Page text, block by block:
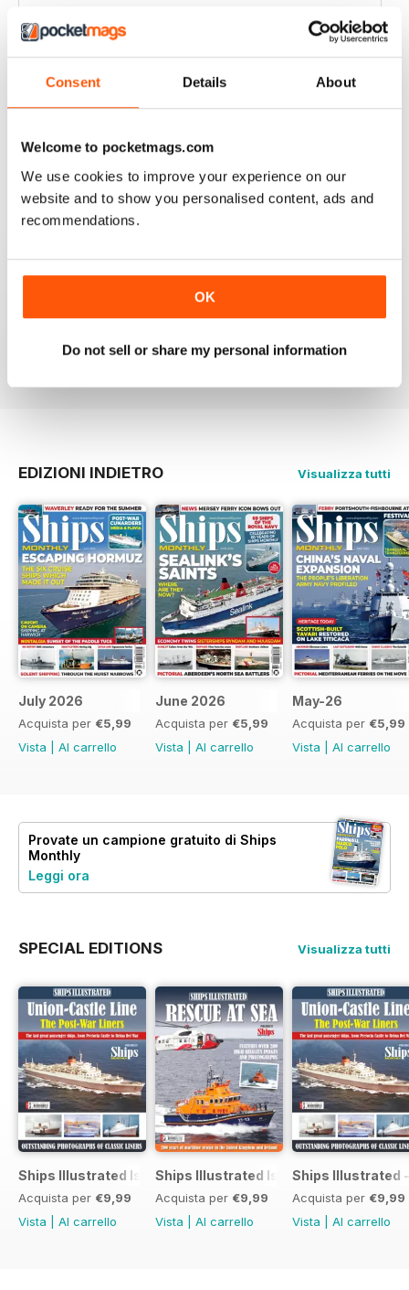
Consent Details About
Welcome to pocketmags.com
We use cookies to improve your experience on our
website and to show you personalised content, ads and
recommendations.
OK
Do not sell or share my personal information
Recensito 22 gennaio 2021
SHIPS MONTHLY
Recensito 07 novembre 2020
great
Recensito 09 luglio 2020
EDIZIONI INDIETRO Visualizza tutti
July 2026
Acquista per €5,99
Vista
Al carrello
June 2026
Acquista per €5,99
Vista
Al carrello
May-26
Acquista per €5,99
Vista
Al carrello
Provate un campione gratuito di Ships
Monthly
Leggi ora
SPECIAL EDITIONS Visualizza tutti
Ships Illustrated Issue 12
Acquista per €9,99
Vista
Al carrello
Ships Illustrated Issue 7
Acquista per €9,99
Vista
Al carrello
Ships Illustrated
Acquista per €9,99
Vista
Al carrello